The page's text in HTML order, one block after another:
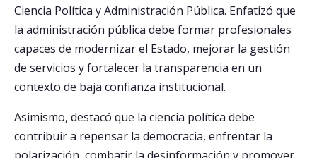
Ciencia Política y Administración Pública. Enfatizó que
la administración pública debe formar profesionales
capaces de modernizar el Estado, mejorar la gestión
de servicios y fortalecer la transparencia en un
contexto de baja confianza institucional.
Asimismo, destacó que la ciencia política debe
contribuir a repensar la democracia, enfrentar la